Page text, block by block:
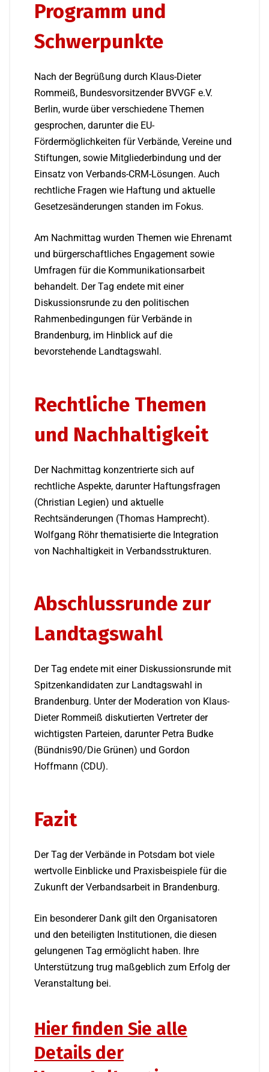
Programm und
Schwerpunkte
Nach der Begrüßung durch Klaus-Dieter
Rommeiß, Bundesvorsitzender BVVGF e.V.
Berlin, wurde über verschiedene Themen
gesprochen, darunter die EU-
Fördermöglichkeiten für Verbände, Vereine und
Stiftungen, sowie Mitgliederbindung und der
Einsatz von Verbands-CRM-Lösungen. Auch
rechtliche Fragen wie Haftung und aktuelle
Gesetzesänderungen standen im Fokus.
Am Nachmittag wurden Themen wie Ehrenamt
und bürgerschaftliches Engagement sowie
Umfragen für die Kommunikationsarbeit
behandelt. Der Tag endete mit einer
Diskussionsrunde zu den politischen
Rahmenbedingungen für Verbände in
Brandenburg, im Hinblick auf die
bevorstehende Landtagswahl.
Rechtliche Themen
und Nachhaltigkeit
Der Nachmittag konzentrierte sich auf
rechtliche Aspekte, darunter Haftungsfragen
(Christian Legien) und aktuelle
Rechtsänderungen (Thomas Hamprecht).
Wolfgang Röhr thematisierte die Integration
von Nachhaltigkeit in Verbandsstrukturen.
Abschlussrunde zur
Landtagswahl
Der Tag endete mit einer Diskussionsrunde mit
Spitzenkandidaten zur Landtagswahl in
Brandenburg. Unter der Moderation von Klaus-
Dieter Rommeiß diskutierten Vertreter der
wichtigsten Parteien, darunter Petra Budke
(Bündnis90/Die Grünen) und Gordon
Hoffmann (CDU).
Fazit
Der Tag der Verbände in Potsdam bot viele
wertvolle Einblicke und Praxisbeispiele für die
Zukunft der Verbandsarbeit in Brandenburg.
Ein besonderer Dank gilt den Organisatoren
und den beteiligten Institutionen, die diesen
gelungenen Tag ermöglicht haben. Ihre
Unterstützung trug maßgeblich zum Erfolg der
Veranstaltung bei.
Hier finden Sie alle
Details der